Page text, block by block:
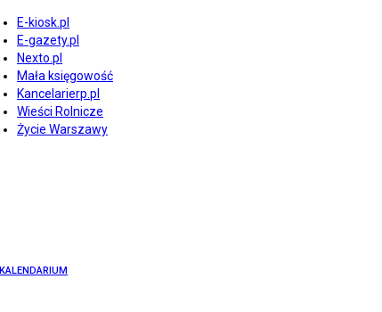
E-kiosk.pl
E-gazety.pl
Nexto.pl
Mała księgowość
Kancelarierp.pl
Wieści Rolnicze
Życie Warszawy
KALENDARIUM